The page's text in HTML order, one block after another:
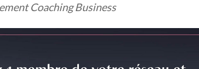
Coaching Business